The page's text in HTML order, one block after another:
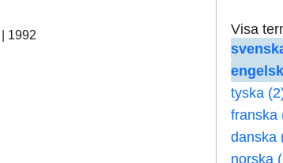
Visa
tyska
franska
danska
norska
1992